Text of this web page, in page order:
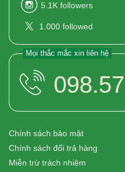
5.1K followers
1.000 followed
Mọi thắc mắc xin liên hệ
Chính sách bảo mật
Chính sách đổi trả hàng
Miễn trừ trách nhiệm